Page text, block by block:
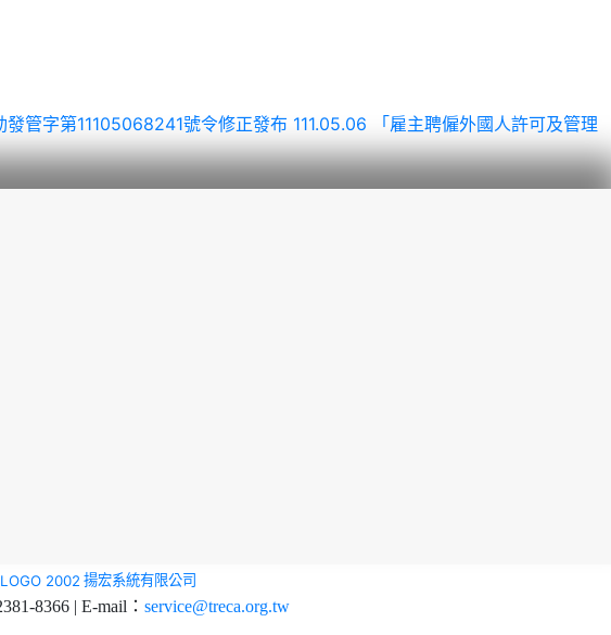
管字第11105068241號令修正發布 111.05.06 「雇主聘僱外國人許可及管理
揚宏系統有限公司
8366 | E-mail： service@treca.org.tw